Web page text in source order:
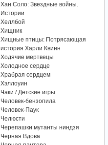
Хан Соло: Звездные войны.
Истории
Хеллбой
Хищник
Хищные птицы: Потрясающая
история Харли Квинн
Ходячие мертвецы
Холодное сердце
Храбрая сердцем
Хэллоуин
Чаки / Детские игры
Человек-бензопила
Человек-Паук
Челюсти
Черепашки мутанты ниндзя
Черная Вдова